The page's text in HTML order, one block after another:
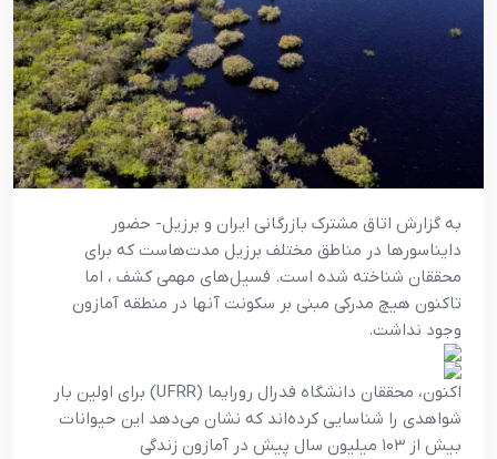
به گزارش اتاق مشترک بازرگانی ایران و برزیل- حضور
دایناسورها در مناطق مختلف برزیل مدت‌هاست که برای
محققان شناخته شده است. فسیل‌های مهمی کشف ، اما
تاکنون هیچ مدرکی مبنی بر سکونت آنها در منطقه آمازون
وجود نداشت.
اکنون، محققان دانشگاه فدرال رورایما (UFRR) برای اولین بار
شواهدی را شناسایی کرده‌اند که نشان می‌دهد این حیوانات
بیش از ۱۰۳ میلیون سال پیش در آمازون زندگی